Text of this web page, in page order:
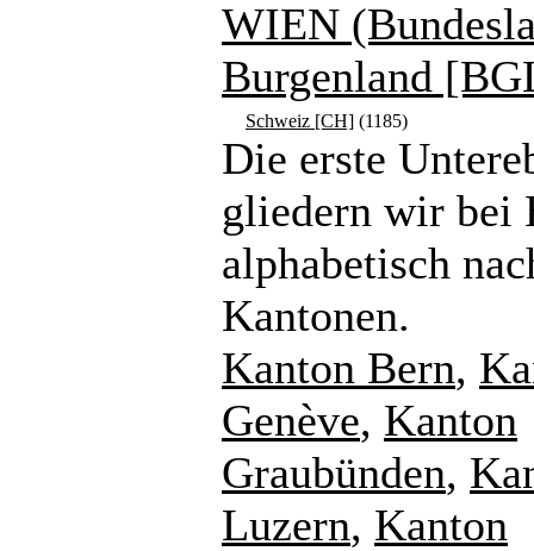
WIEN
Burgenland
Schweiz [CH] (1185)
Die erste
gliedern wir bei
alphabetisch
Kantonen.
Kanton Bern,
Genève, Kanton
Graubünden,
Luzern, Kanton